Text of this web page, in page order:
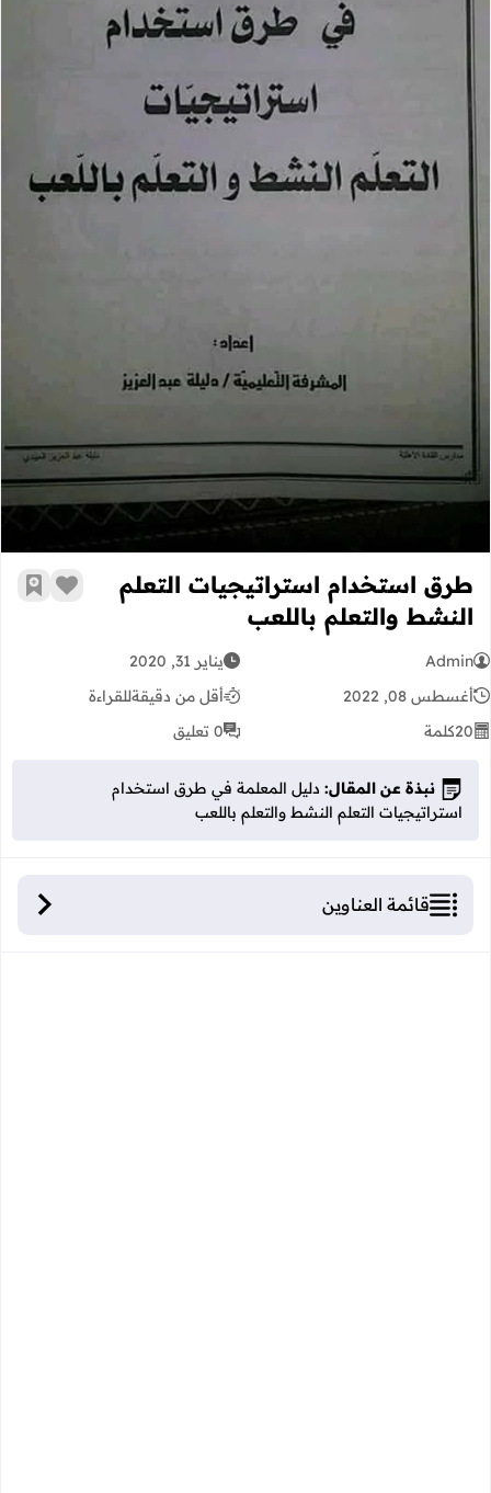
طرق استخدام استراتيجيات التعلم
طرق استخدام استراتيجيات التعلم
النشط والتعلم باللعب
زر أضف
Admin
يناير 31, 2020
أغسطس 08, 2022
أقل من دقيقةللقراءة
20كلمة 0 تعليق
نبذة عن المقال: دليل المعلمة في طرق استخدام
استراتيجيات التعلم النشط والتعلم باللعب
قائمة العناوين